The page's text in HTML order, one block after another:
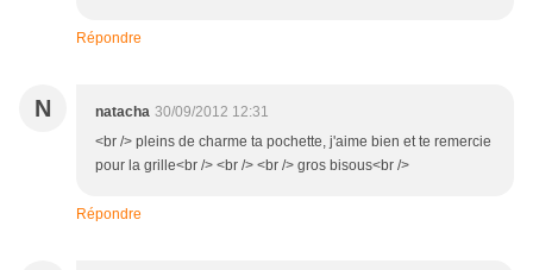
Répondre
N natacha 30/09/2012 12:31
<br /> pleins de charme ta pochette, j'aime bien et te remercie
pour la grille<br /> <br /> <br /> gros bisous<br />
Répondre